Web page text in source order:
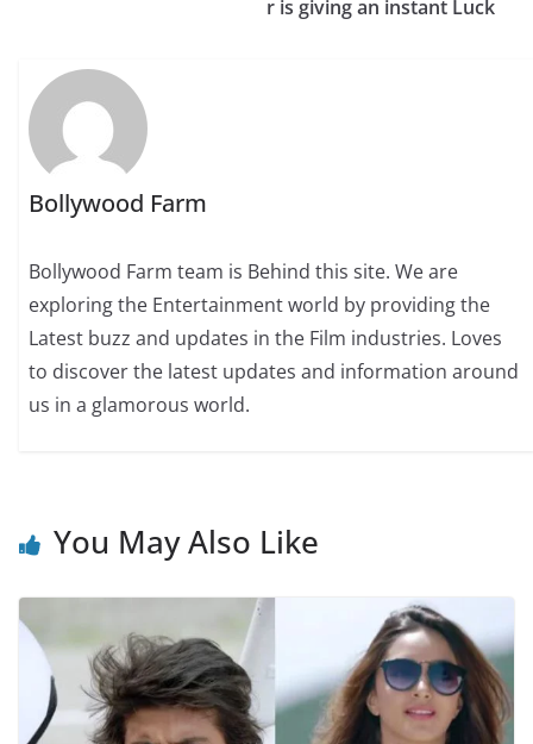
r is giving an instant Luck
Bollywood Farm
Bollywood Farm team is Behind this site. We are
exploring the Entertainment world by providing the
Latest buzz and updates in the Film industries. Loves
to discover the latest updates and information around
us in a glamorous world.
You May Also Like